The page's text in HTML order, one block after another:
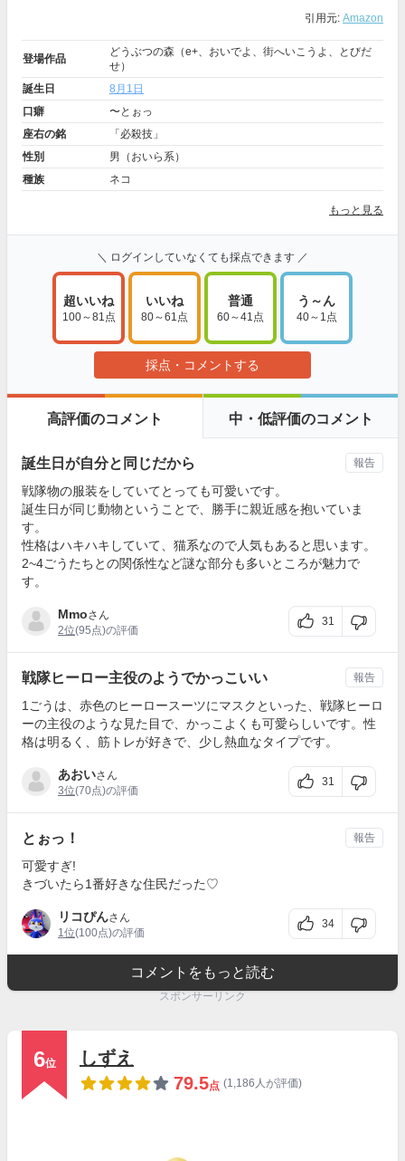
引用元: Amazon
登場作品
どうぶつの森（e+、おいでよ、街へいこうよ、とびだ
せ）
誕生日
8月1日
口癖
〜とぉっ
座右の銘
「必殺技」
性別
男（おいら系）
種族
ネコ
もっと見る
＼ ログインしていなくても採点できます ／
超いいね
100～81点
いいね
80～61点
普通
60～41点
う～ん
40～1点
採点・コメントする
高評価のコメント 中・低評価のコメント
誕生日が自分と同じだから
戦隊物の服装をしていてとっても可愛いです。
誕生日が同じ動物ということで、勝手に親近感を抱いていま
す。
性格はハキハキしていて、猫系なので人気もあると思います。
2~4ごうたちとの関係性など謎な部分も多いところが魅力で
す。
Mmoさん
2位(95点)の評価
31
報告
戦隊ヒーロー主役のようでかっこいい
1ごうは、赤色のヒーロースーツにマスクといった、戦隊ヒーロ
ーの主役のような見た目で、かっこよくも可愛らしいです。性
格は明るく、筋トレが好きで、少し熱血なタイプです。
あおいさん
3位(70点)の評価
31
報告
とぉっ！
可愛すぎ!
きづいたら1番好きな住民だった♡
リコぴんさん
1位(100点)の評価
34
報告
コメントをもっと読む
スポンサーリンク
6位
しずえ
79.5点 (1,186人が評価)